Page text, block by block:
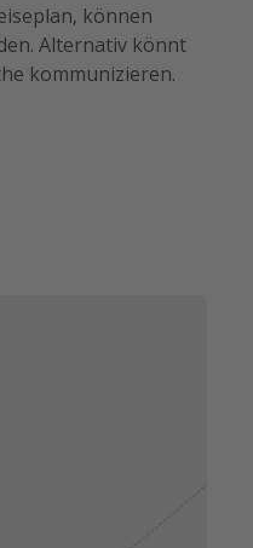
können
Alternativ könnt
kommunizieren.